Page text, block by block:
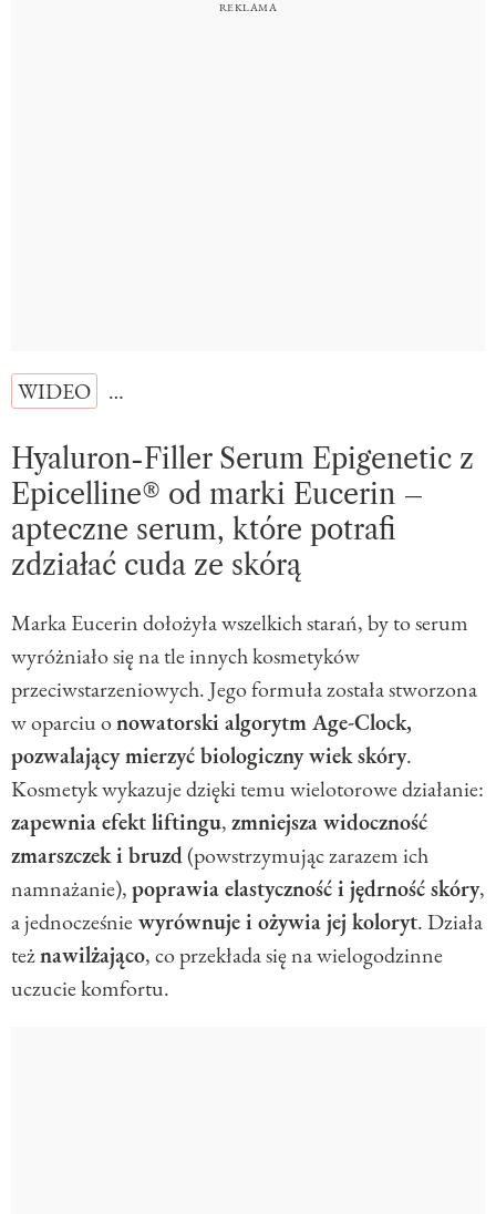
WIDEO …
Hyaluron-Filler Serum Epigenetic z
Epicelline® od marki Eucerin –
apteczne serum, które potrafi
zdziałać cuda ze skórą
Marka Eucerin dołożyła wszelkich starań, by to serum
wyróżniało się na tle innych kosmetyków
przeciwstarzeniowych. Jego formuła została stworzona
w oparciu onowatorski algorytm Age-Clock,
pozwalający mierzyć biologiczny wiek skóry.
Kosmetyk wykazuje dzięki temu wielotorowe działanie:
zapewnia efekt liftingu,zmniejsza widoczność
zmarszczek i bruzd(powstrzymując zarazem ich
namnażanie),poprawia elastyczność i jędrność skóry,
a jednocześniewyrównuje i ożywia jej koloryt. Działa
teżnawilżająco, co przekłada się na wielogodzinne
uczucie komfortu.